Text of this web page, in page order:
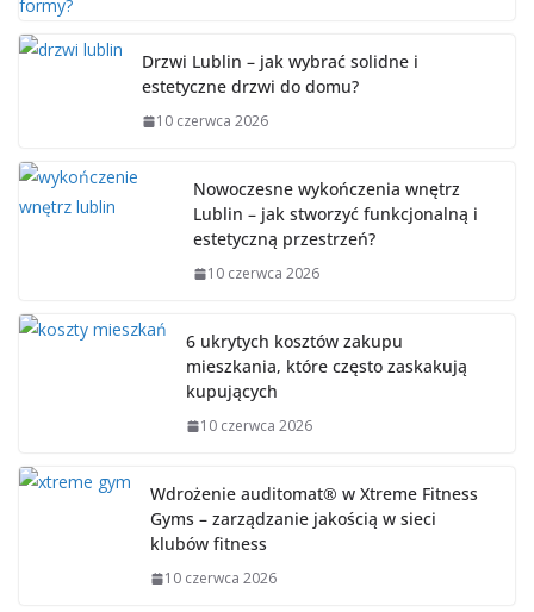
Drzwi Lublin – jak wybrać solidne i
estetyczne drzwi do domu?
10 czerwca 2026
Nowoczesne wykończenia wnętrz
Lublin – jak stworzyć funkcjonalną i
estetyczną przestrzeń?
10 czerwca 2026
6 ukrytych kosztów zakupu
mieszkania, które często zaskakują
kupujących
10 czerwca 2026
Wdrożenie auditomat® w Xtreme Fitness
Gyms – zarządzanie jakością w sieci
klubów fitness
10 czerwca 2026